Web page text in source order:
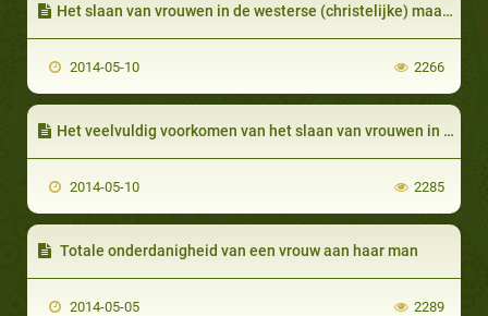
Het slaan van vrouwen in de westerse (christelijke) maatschappijen
2014-05-10 2266
Het veelvuldig voorkomen van het slaan van vrouwen in westerse maatschappijen
2014-05-10 2285
Totale onderdanigheid van een vrouw aan haar man
2014-05-05 2289